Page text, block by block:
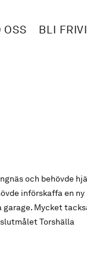
OSS BLI
och behövde
införskaffa en
Mycket
Torshälla